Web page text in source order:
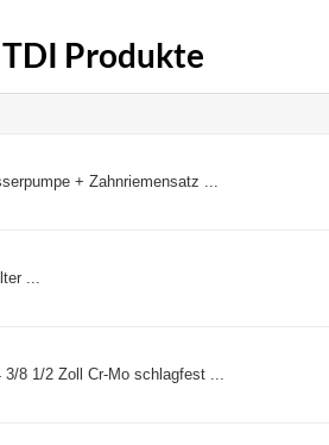
Produkte
+ Zahnriemensatz ...
...
8 1/2 Zoll Cr-Mo schlagfest ...